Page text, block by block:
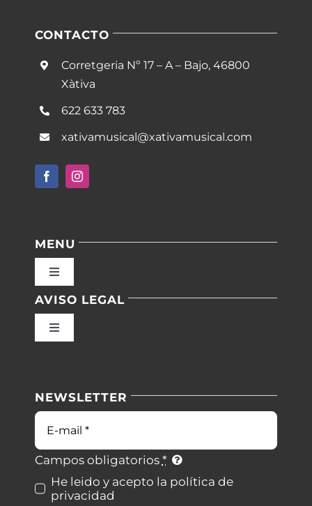
CONTACTO
Corretgeria Nº 17 – A – Bajo, 46800
Xàtiva
622 633 783
xativamusical@xativamusical.com
MENU
Toggle
Inicio
Blog
Contacto
AVISO LEGAL
Toggle
Condiciones de uso
Ley de cookies
Desistimiento
NEWSLETTER
Correo
electrónico
Campos obligatorios *
He leido y acepto la política de
privacidad